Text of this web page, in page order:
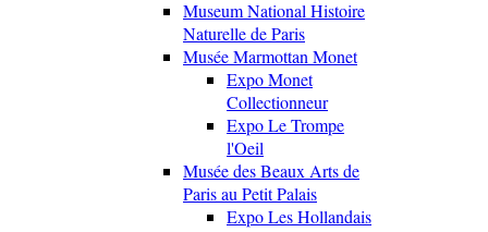
Museum National Histoire
Naturelle de Paris
Musée Marmottan Monet
Expo Monet
Collectionneur
Expo Le Trompe
l'Oeil
Musée des Beaux Arts de
Paris au Petit Palais
Expo Les Hollandais